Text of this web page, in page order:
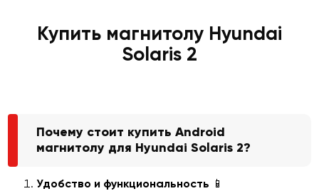
Купить магнитолу Hyundai
Solaris 2
Почему стоит купить Android
магнитолу для Hyundai Solaris 2?
Удобство и функциональность 📱